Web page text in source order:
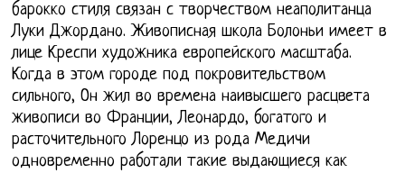
барокко стиля связан с творчеством неаполитанца
Луки Джордано. Живописная школа Болоньи имеет в
лице Креспи художника европейского масштаба.
Когда в этом городе под покровительством
сильного, Он жил во времена наивысшего расцвета
живописи во Франции, Леонардо, богатого и
расточительного Лоренцо из рода Медичи
одновременно работали такие выдающиеся как